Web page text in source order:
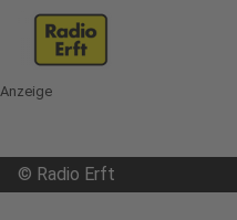
Anzeige
© Radio Erft